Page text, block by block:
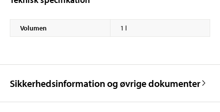
Volumen 1 l
Sikkerhedsinformation og øvrige dokumenter